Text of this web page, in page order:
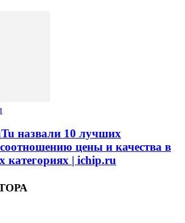
назвали 10 лучших
цены и качества в
категориях | ichip.ru